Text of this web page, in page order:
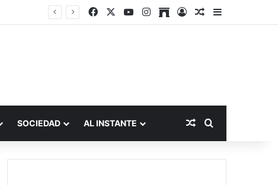
FacebookYouTubeInstagram
ArchiveAccesoPublicación al
Barra lateral
SOCIEDAD AL INSTANTE Publicación al
Buscar por